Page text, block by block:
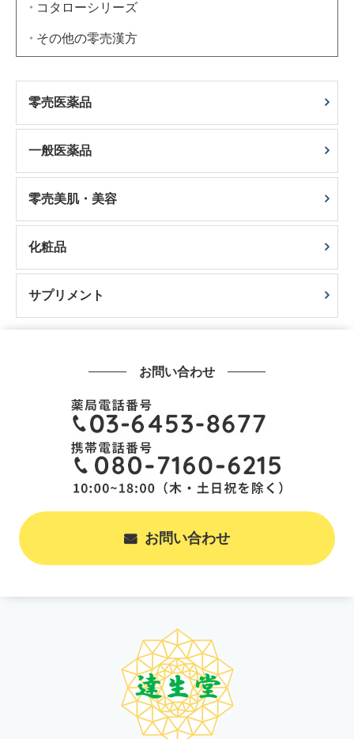
コタローシリーズ
その他の零売漢方
零売医薬品
一般医薬品
零売美肌・美容
化粧品
サプリメント
お問い合わせ
お問い合わせ